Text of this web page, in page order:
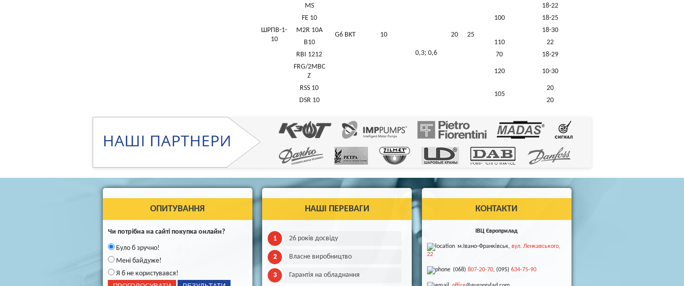
ШРПВ-1-
10
G6 BKT 10 20 25
MS
0,3; 0,6
100
18-22
FE 10
18-25
M2R 10A
18-30
B10
110
22
RBI 1212
70
18-29
FRG/2MBC
Z
120 10-30
RSS 10
105
20
DSR 10
20
ОПИТУВАННЯ
Чи потрібна на сайті покупка онлайн?
Було б зручно!
Мені байдуже!
Я б не користувався!
НАШІ ПЕРЕВАГИ
26 років досвіду
Власне виробництво
Гарантія на обладнання
КОНТАКТИ
ІВЦ Європрилад
м.Івано-Франківськ, вул. Ленкавського,
22
(068) 807-20-70, (095) 634-75-90